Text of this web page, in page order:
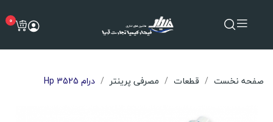
0
صفحه نخست قطعات مصرفی پرینتر درام Hp 3525